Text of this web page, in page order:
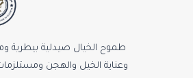
طموح الخيال صيدلية
وعناية الخيل والهجن